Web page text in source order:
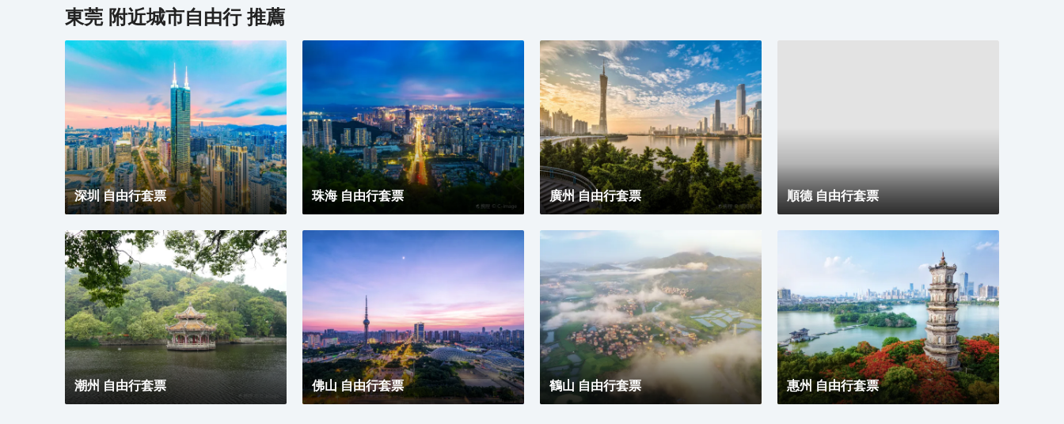
等。以優美的環境與細緻的服務讓客人在酒店有更好的
體驗。
格」將當地文化特色和自然風景融入，是以“隱逸於
市”為主題的高端酒店，周邊綠樹成蔭、具有自然氣
息，酒店倡導貼心與質感兼具的服務態度，在每一個細
節處給您更親切的體驗，能真實地為客人提供一個親近
自然的環境，使客人在入住酒店後可以享受到獨特的體
驗。 酒店內部裝飾雅緻、臻於細節，擁有各類豪華客
房共計多間，酒店客房內配套設施一應俱全，三秒熱水
淋浴花灑、智能家電、千兆光纖無縫接入、wifi覆蓋。
酒店同時配備地面停車場、智能機器人送物、中西自助
式早餐廳、多功能會議室、自助洗衣房及寬敞的閲讀會
友書吧等配套，為您提供一個自在、放鬆、休憩、充
電、會友的居停空間。同時自然、靜謐、温暖、樸實的
入住體驗與您隨行，是您商務及旅行出行的優質選擇。
東莞附近城市自由行 推薦
深圳 自由行套票 珠海 自由行套票 廣州 自由行套票 順德 自由行套票
潮州 自由行套票 佛山 自由行套票 鶴山 自由行套票 惠州 自由行套票